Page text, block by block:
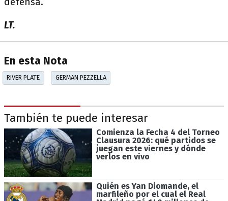
LT.
En esta Nota
RIVER PLATE GERMAN PEZZELLA
También te puede interesar
Comienza la Fecha 4 del Torneo
Clausura 2026: qué partidos se
juegan este viernes y dónde
verlos en vivo
Quién es Yan Diomande, el
marfileño por el cual el Real